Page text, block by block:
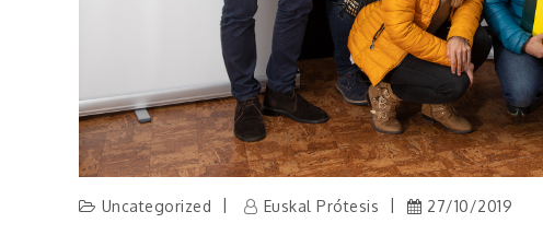
Uncategorized Euskal Prótesis 27/10/2019